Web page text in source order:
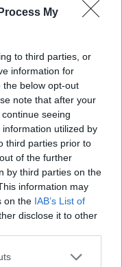
My
to third parties, or
information for
the below opt-out
note that after your
seeing
utilized by
third parties prior to
of the further
by third parties on the
information may
on the IAB’s List of
disclose it to other
one or more Google
días. Pocos
suplente y que no
tras la jornada
jugadores destacaron
del sábado de la
pueden ser rentables
semanas, ya
puntos o por una
revalorización. ¡A
en tu mercado de
2.360.000)